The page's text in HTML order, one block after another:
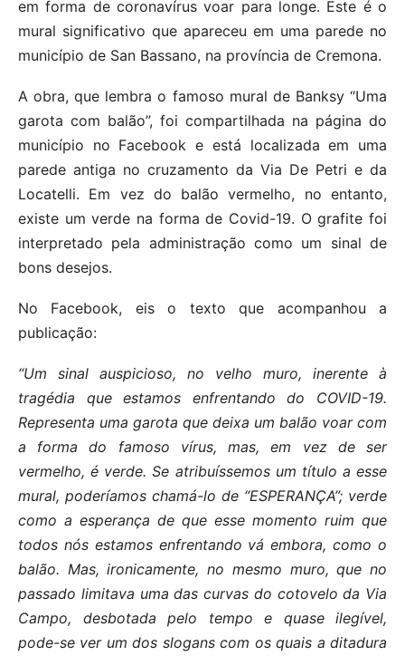
em forma de coronavírus voar para longe. Este é o
mural significativo que apareceu em uma parede no
município de San Bassano, na província de Cremona.
A obra, que lembra o famoso mural de Banksy “Uma
garota com balão”, foi compartilhada na página do
município no Facebook e está localizada em uma
parede antiga no cruzamento da Via De Petri e da
Locatelli. Em vez do balão vermelho, no entanto,
existe um verde na forma de Covid-19. O grafite foi
interpretado pela administração como um sinal de
bons desejos.
No Facebook, eis o texto que acompanhou a
publicação:
“Um sinal auspicioso, no velho muro, inerente à
tragédia que estamos enfrentando do COVID-19.
Representa uma garota que deixa um balão voar com
a forma do famoso vírus, mas, em vez de ser
vermelho, é verde. Se atribuíssemos um título a esse
mural, poderíamos chamá-lo de “ESPERANÇA”; verde
como a esperança de que esse momento ruim que
todos nós estamos enfrentando vá embora, como o
balão. Mas, ironicamente, no mesmo muro, que no
passado limitava uma das curvas do cotovelo da Via
Campo, desbotada pelo tempo e quase ilegível,
pode-se ver um dos slogans com os quais a ditadura